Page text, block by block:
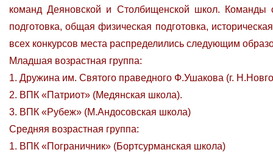
команд Деяновской и Столбищенской школ. Команды
подготовка, общая физическая подготовка,
всех конкурсов места распределились следующим
Младшая возрастная группа:
1. Дружина им. Святого праведного Ф.Ушакова (г.
2. ВПК «Патриот» (Медянская школа).
3. ВПК «Рубеж» (М.Андосовская школа)
Средняя возрастная группа:
1. ВПК «Пограничник» (Бортсурманская школа)